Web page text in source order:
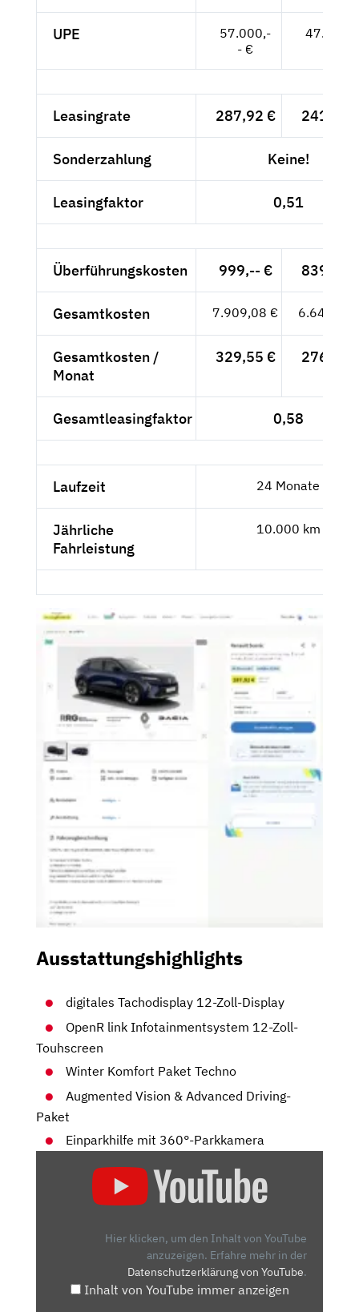
UPE
57.000,-
- €
47.899,-
Leasingrate 287,92 € 241,95
Sonderzahlung Keine!
Leasingfaktor 0,51
Überführungskosten 999,-- € 839,50
Gesamtkosten 7.909,08 € 6.646,29
Gesamtkosten /
Monat
329,55 € 276,93
Gesamtleasingfaktor 0,58
Laufzeit 24 Monate
Jährliche
Fahrleistung
10.000 km
Ausstattungshighlights
digitales Tachodisplay 12-Zoll-Display
OpenR link Infotainmentsystem 12-Zoll-
Touhscreen
Winter Komfort Paket Techno
Augmented Vision & Advanced Driving-
Paket
Einparkhilfe mit 360°-Parkkamera
ELEKTRO-
Hier klicken, um den Inhalt von YouTube
anzuzeigen. Erfahre mehr in der
Datenschutzerklärung von YouTube.
Inhalt von YouTube immer anzeigen